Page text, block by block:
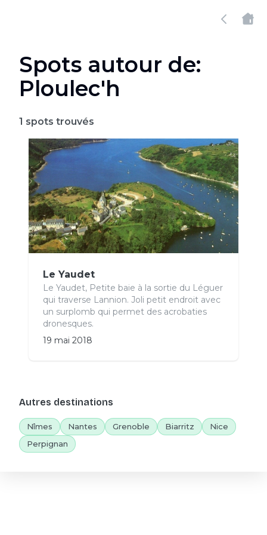
Spots autour de:
Ploulec'h
1 spots trouvés
Le Yaudet
Le Yaudet, Petite baie à la sortie du Léguer
qui traverse Lannion. Joli petit endroit avec
un surplomb qui permet des acrobaties
dronesques.
19 mai 2018
Autres destinations
Nîmes Nantes Grenoble Biarritz
Nice
Perpignan